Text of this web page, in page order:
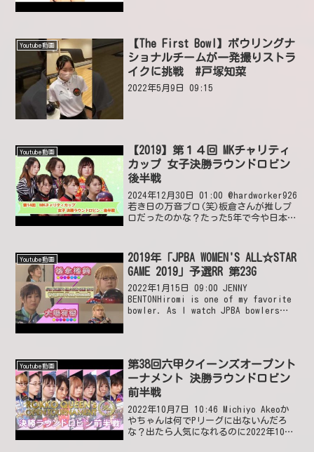
Youtube動画
【The First Bowl】ボウリングナ
ショナルチームが一発撮りストラ
イクに挑戦 #戸塚知菜
2022年5月9日 09:15
Youtube動画
【2019】第１４回 MKチャリティ
カップ 女子決勝ラウンドロビン
後半戦
2024年12月30日 01:00 @hardworker926
若き日の万音プロ(笑)板倉さんが推しプ
ロだったのかな？たった5年で今や日本女
返信0件 ...
Youtube動画
2019年「JPBA WOMEN'S ALL☆STAR
GAME 2019」予選RR 第23G
2022年1月15日 09:00 JENNY
BENTONHiromi is one of my favorite
bowler. As I watch JPBA bowlers
Youtube動画
第38回六甲クイーンズオープント
ーナメント 決勝ラウンドロビン
前半戦
2022年10月7日 10:46 Michiyo Akeoか
やちゃんは何でPリーグに出ないんだろ
な？出たら人気になれるのに2022年10月